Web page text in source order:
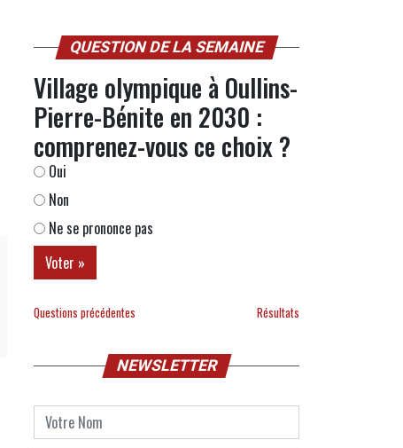
QUESTION DE LA SEMAINE
Village olympique à Oullins-
Pierre-Bénite en 2030 :
comprenez-vous ce choix ?
Oui
Non
Ne se prononce pas
Questions précédentes Résultats
NEWSLETTER